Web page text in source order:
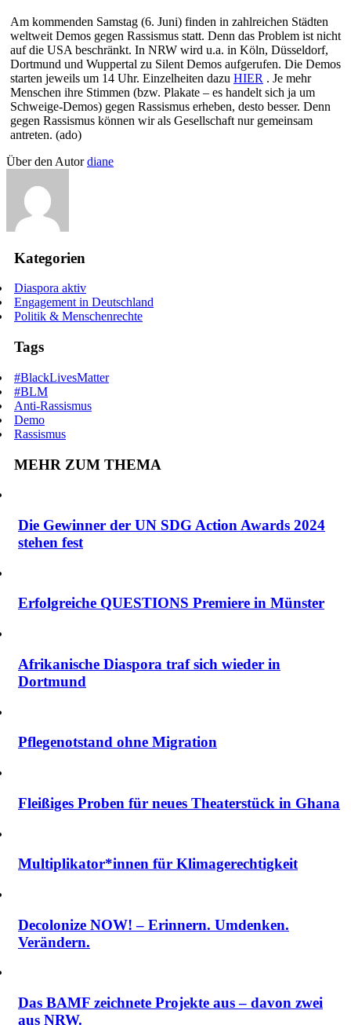
Am kommenden Samstag (6. Juni) finden in zahlreichen Städten
weltweit Demos gegen Rassismus statt. Denn das Problem ist nicht
auf die USA beschränkt. In NRW wird u.a. in Köln, Düsseldorf,
Dortmund und Wuppertal zu Silent Demos aufgerufen. Die Demos
starten jeweils um 14 Uhr. Einzelheiten dazu HIER . Je mehr
Menschen ihre Stimmen (bzw. Plakate – es handelt sich ja um
Schweige-Demos) gegen Rassismus erheben, desto besser. Denn
gegen Rassismus können wir als Gesellschaft nur gemeinsam
antreten. (ado)
Über den Autordiane
Kategorien
Diaspora aktiv
Engagement in Deutschland
Politik & Menschenrechte
Tags
#BlackLivesMatter
#BLM
Anti-Rassismus
Demo
Rassismus
MEHR ZUM THEMA
Die Gewinner der UN SDG Action Awards 2024
stehen fest
Erfolgreiche QUESTIONS Premiere in Münster
Afrikanische Diaspora traf sich wieder in
Dortmund
Pflegenotstand ohne Migration
Fleißiges Proben für neues Theaterstück in Ghana
Multiplikator*innen für Klimagerechtigkeit
Decolonize NOW! – Erinnern. Umdenken.
Verändern.
Das BAMF zeichnete Projekte aus – davon zwei
aus NRW.